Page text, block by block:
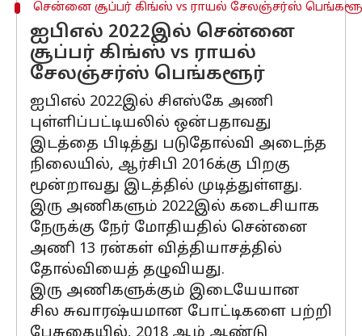
சென்னை சூப்பர் கிங்ஸ் vs ராயல் சேலஞ்சர்ஸ்
ஐபிஎல் 2022இல் சென்னை
சூப்பர் கிங்ஸ் vs ராயல்
சேலஞ்சர்ஸ் பெங்களூர்
ஐபிஎல் 2022இல் சிஎஸ்கே அணி
புள்ளிப்பட்டியலில் ஒன்பதாவது
இடத்தை பிடித்து படுதோல்வி அடைந்த
நிலையில், ஆர்சிபி 2016க்கு பிறகு
மூன்றாவது இடத்தில் முடித்துள்ளது.
இரு அணிகளும் 2022இல் கடைசியாக
நேருக்கு நேர் மோதியதில் சென்னை
அணி 13 ரன்கள் வித்தியாசத்தில்
தோல்வியைத் தழுவியது.
இரு அணிகளுக்கும் இடையேயான
சில சுவாரஷ்யமான போட்டிகளை பற்றி